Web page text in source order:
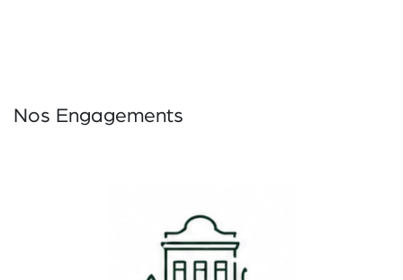
Nos Engagements